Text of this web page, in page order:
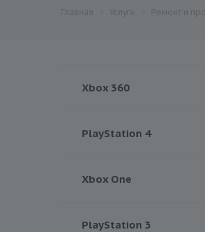
Xbox 360
PlayStation 4
Xbox One
PlayStation 3